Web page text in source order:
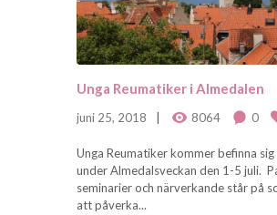
Unga Reumatiker i Almedalen
juni 25, 2018 8064 0
Unga Reumatiker kommer befinna
under Almedalsveckan den 1-5 juli.
seminarier och närverkande står på
att påverka...